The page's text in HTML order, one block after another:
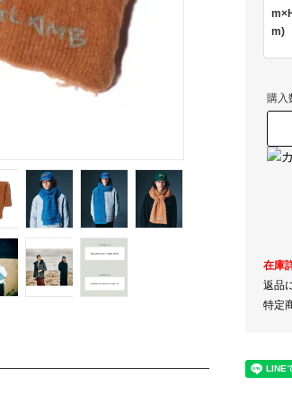
m)
購入
在庫
返品
特定